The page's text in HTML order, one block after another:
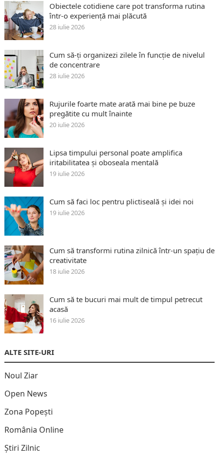
Obiectele cotidiene care pot transforma rutina
într-o experiență mai plăcută
28 iulie 2026
Cum să-ți organizezi zilele în funcție de nivelul
de concentrare
28 iulie 2026
Rujurile foarte mate arată mai bine pe buze
pregătite cu mult înainte
20 iulie 2026
Lipsa timpului personal poate amplifica
iritabilitatea și oboseala mentală
19 iulie 2026
Cum să faci loc pentru plictiseală și idei noi
19 iulie 2026
Cum să transformi rutina zilnică într-un spațiu de
creativitate
18 iulie 2026
Cum să te bucuri mai mult de timpul petrecut
acasă
16 iulie 2026
ALTE SITE-URI
Noul Ziar
Open News
Zona Popești
România Online
Știri Zilnic